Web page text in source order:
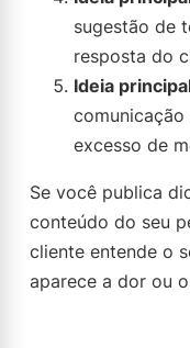
sugestão de
resposta do
Ideia
excesso de
Se você publica
conteúdo do seu
cliente entende o
aparece a dor ou